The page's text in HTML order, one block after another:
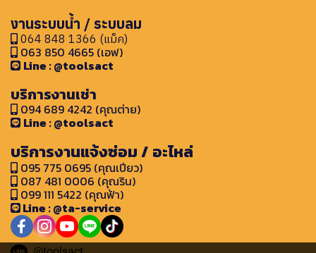
งานระบบน้ำ / ระบบลม
064 848 1366 (แม็ค)
063 850 4665 (เอฟ)
Line : @toolsact
บริการงานเช่า
094 689 4242 (คุณต่าย)
Line : @toolsact
บริการงานแจ้งซ่อม / อะไหล่
095 775 0695 (คุณเปียว)
087 481 0006 (คุณริน)
099 111 5422 (คุณฟ้า)
Line : @ta-service